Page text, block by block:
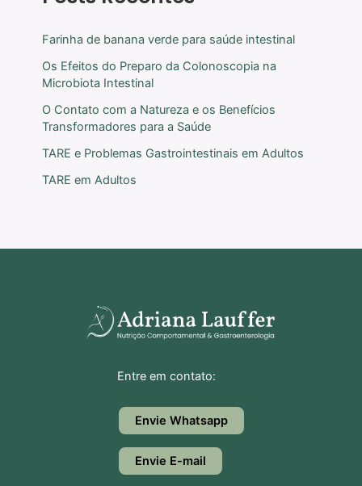
Farinha de banana verde para saúde intestinal
Os Efeitos do Preparo da Colonoscopia na
Microbiota Intestinal
O Contato com a Natureza e os Benefícios
Transformadores para a Saúde
TARE e Problemas Gastrointestinais em Adultos
TARE em Adultos
Entre em contato:
Envie Whatsapp
Envie E-mail